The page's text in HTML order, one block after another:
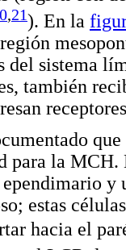
,21). En la
del sistema
también
para la MCH.
y
estas
hacia el